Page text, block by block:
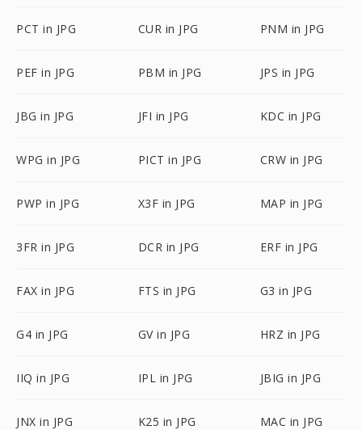
PCT in JPG CUR in JPG PNM in JPG
PEF in JPG PBM in JPG JPS in JPG
JBG in JPG JFI in JPG KDC in JPG
WPG in JPG PICT in JPG CRW in JPG
PWP in JPG X3F in JPG MAP in JPG
3FR in JPG DCR in JPG ERF in JPG
FAX in JPG FTS in JPG G3 in JPG
G4 in JPG GV in JPG HRZ in JPG
IIQ in JPG IPL in JPG JBIG in JPG
JNX in JPG K25 in JPG MAC in JPG